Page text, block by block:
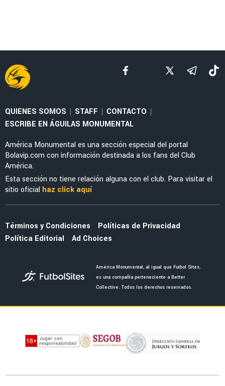
QUIENES SOMOS | STAFF | CONTACTO |
ESCRIBE EN ÁGUILAS MONUMENTAL
América Monumental es una sección especial del portal
Bolavip.com con información destinada a los fans del Club
América.
Esta sección no tiene relación alguna con el club. Para visitar el
sitio oficial haz click aquí
Términos y Condiciones
Políticas de Privacidad
Política Editorial
Ad Choices
América Monumental, al igual que Futbol Sites,
es una compañía perteneciente a Better
Collective. Todos los derechos reservados.